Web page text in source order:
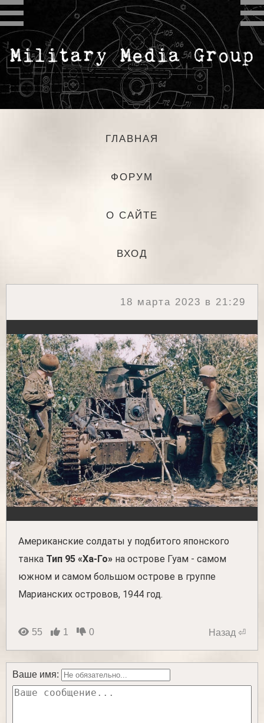
ГЛАВНАЯ
ФОРУМ
О САЙТЕ
ВХОД
18 марта 2023 в 21:29
Американские солдаты у подбитого японского
танка Тип 95 «Ха-Го» на острове Гуам - самом
южном и самом большом острове в группе
Марианских островов, 1944 год.
55 1 0 Назад ⏎
Ваше имя: